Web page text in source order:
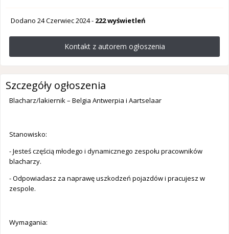
Dodano 24 Czerwiec 2024- 222 wyświetleń
Kontakt z autorem ogłoszenia
Szczegóły ogłoszenia
Blacharz/lakiernik – Belgia Antwerpia i Aartselaar
Stanowisko:
- Jesteś częścią młodego i dynamicznego zespołu pracowników
blacharzy.
- Odpowiadasz za naprawę uszkodzeń pojazdów i pracujesz w
zespole.
Wymagania: